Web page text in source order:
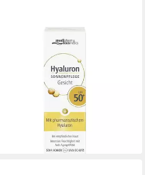
DR. THEISS NATURWAREN GMBH
Sonnenschutzcreme
HYALURON SONNENPFLEGE
Gesicht Creme LSF 50+, 50
(469,80 €/ 1 l)
lieferbar - in 3-4 Werktagen bei dir